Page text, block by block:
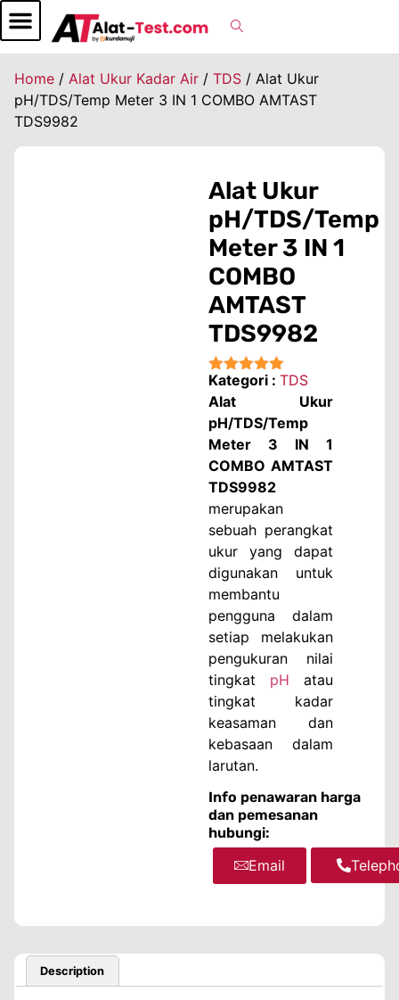
Home / Alat Ukur Kadar Air / TDS / Alat Ukur
pH/TDS/Temp Meter 3 IN 1 COMBO AMTAST
TDS9982
Alat Ukur
pH/TDS/Temp
Meter 3 IN 1
COMBO
AMTAST
TDS9982
★★★★★
Kategori : TDS
Alat Ukur
pH/TDS/Temp
Meter 3 IN 1
COMBO AMTAST
TDS9982
merupakan
sebuah perangkat
ukur yang dapat
digunakan untuk
membantu
pengguna dalam
setiap melakukan
pengukuran nilai
tingkat pH atau
tingkat kadar
keasaman dan
kebasaan dalam
larutan.
Info penawaran harga
dan pemesanan
hubungi:
Email
Description